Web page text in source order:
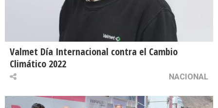
Valmet Día Internacional contra el Cambio
Climático 2022
NACIONAL